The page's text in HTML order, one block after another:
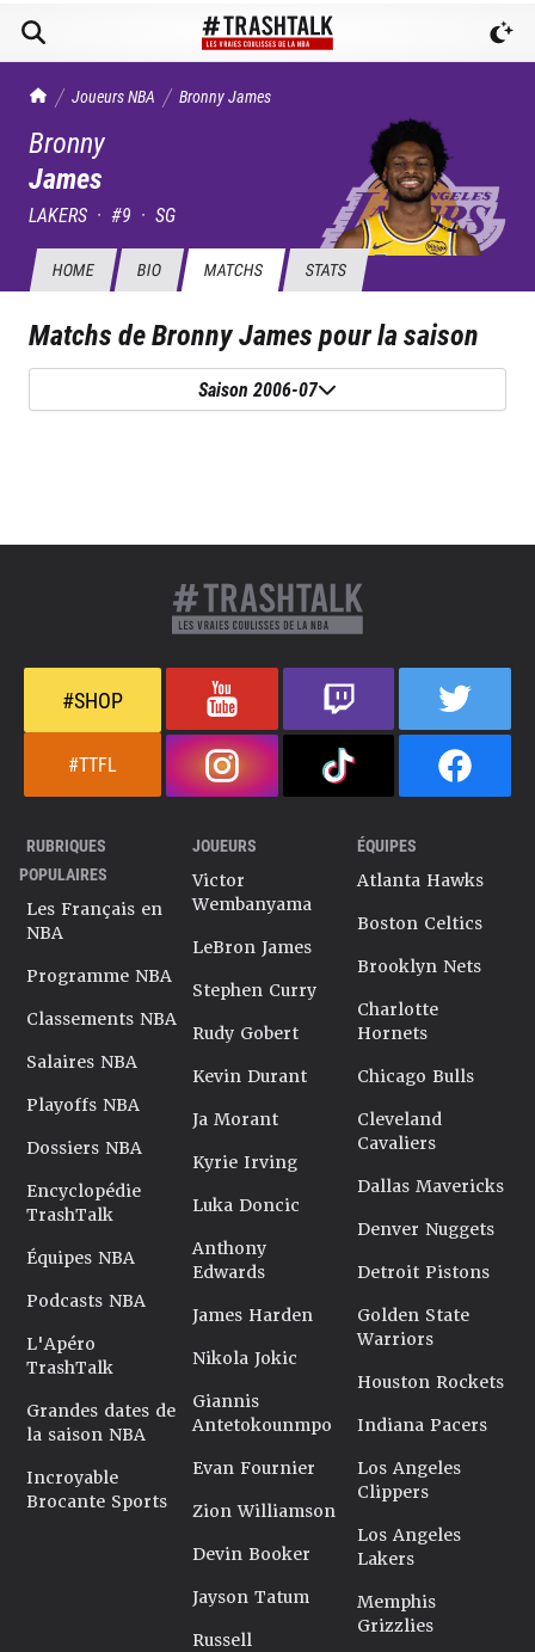
TrashTalk Actu NBA
Joueurs NBA BronnyJames
Bronny
James
LAKERS · #9 · SG
HOME BIO MATCHS STATS
Matchs deBronny Jamespour la saison
Saison 2006-07
#SHOP
#TTFL
RUBRIQUES
POPULAIRES
Les Français en
NBA
Programme NBA
Classements NBA
Salaires NBA
Playoffs NBA
Dossiers NBA
Encyclopédie
TrashTalk
Équipes NBA
Podcasts NBA
L'Apéro
TrashTalk
Grandes dates de
la saison NBA
Incroyable
Brocante Sports
JOUEURS
Victor
Wembanyama
LeBron James
Stephen Curry
Rudy Gobert
Kevin Durant
Ja Morant
Kyrie Irving
Luka Doncic
Anthony
Edwards
James Harden
Nikola Jokic
Giannis
Antetokounmpo
Evan Fournier
Zion Williamson
Devin Booker
Jayson Tatum
Russell
ÉQUIPES
Atlanta Hawks
Boston Celtics
Brooklyn Nets
Charlotte
Hornets
Chicago Bulls
Cleveland
Cavaliers
Dallas Mavericks
Denver Nuggets
Detroit Pistons
Golden State
Warriors
Houston Rockets
Indiana Pacers
Los Angeles
Clippers
Los Angeles
Lakers
Memphis
Grizzlies